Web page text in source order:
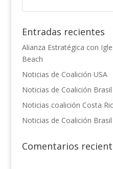
Entradas recientes
Alianza Estratégica con
Beach
Noticias de Coalición USA
Noticias de Coalición Brasil
Noticias coalición Costa
Noticias de Coalición Brasil
Comentarios